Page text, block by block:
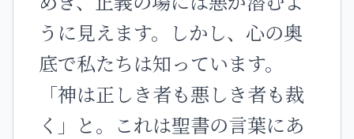
うに見えます。しかし、心の奥
底で私たちは知っています。
「神は正しき者も悪しき者も裁
く」と。これは聖書の言葉にあ